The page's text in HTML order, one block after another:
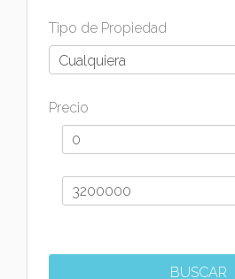
Tipo de Propiedad
Cualquiera
Precio